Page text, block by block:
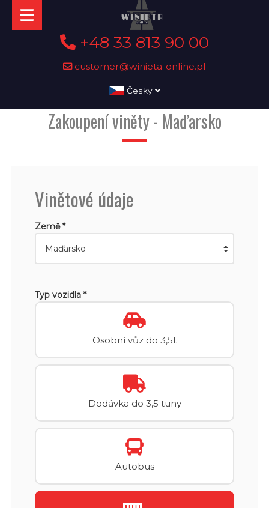
+48 33 813 90 00
customer@winieta-online.pl
Česky
Zakoupení viněty - Maďarsko
Vinětové údaje
Země *
Typ vozidla *
Osobní vůz do 3,5t
Dodávka do 3,5 tuny
Autobus